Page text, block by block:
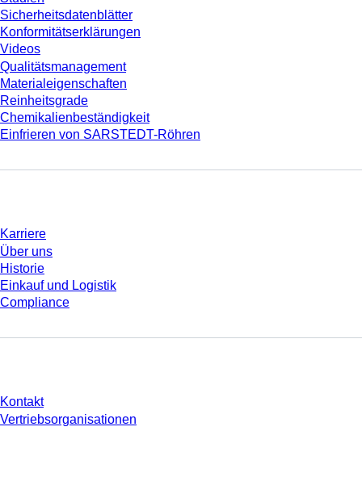
Sicherheitsdatenblätter
Konformitätserklärungen
Videos
Qualitätsmanagement
Materialeigenschaften
Reinheitsgrade
Chemikalienbeständigkeit
Einfrieren von SARSTEDT-Röhren
Karriere
Über uns
Historie
Einkauf und Logistik
Compliance
Kontakt
Vertriebsorganisationen